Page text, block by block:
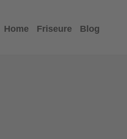
Home Friseure Blog